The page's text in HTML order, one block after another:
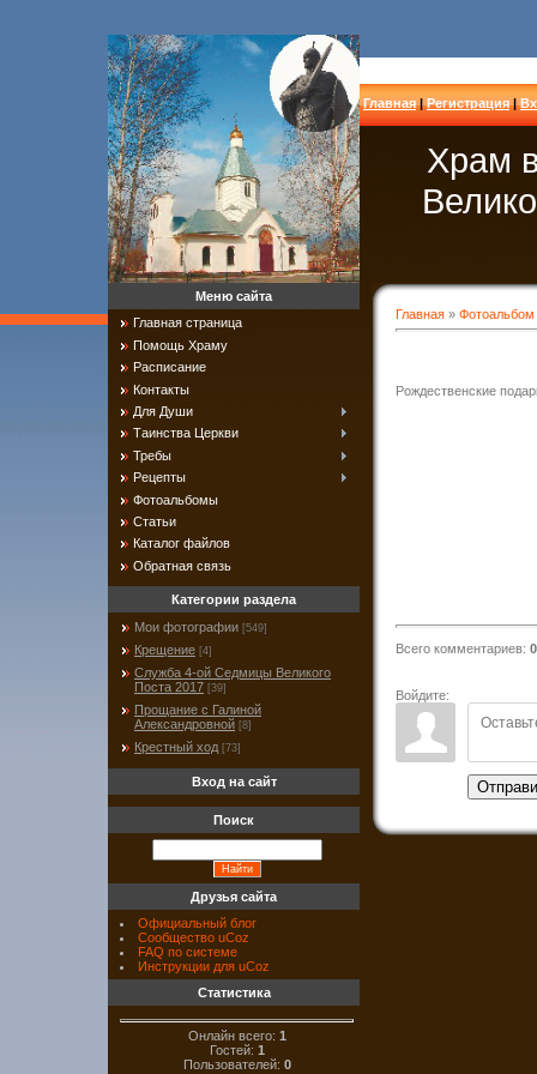
Главная|Регистрация|
Храм
Главная » Фотоальбом
Рождественские
Всего комментариев: 0
Войдите:
Меню сайта
Главная страница
Помощь Храму
Расписание
Контакты
Для Души
Таинства Церкви
Требы
Рецепты
Фотоальбомы
Статьи
Каталог файлов
Обратная связь
Категории раздела
Мои фотографии [549]
Крещение [4]
Служба 4-ой Седмицы Великого
Поста 2017 [39]
Прощание с Галиной
Александровной [8]
Крестный ход [73]
Вход на сайт
Поиск
Друзья сайта
Официальный блог
Сообщество uCoz
FAQ по системе
Инструкции для uCoz
Статистика
Онлайн всего: 1
Гостей: 1
Пользователей: 0